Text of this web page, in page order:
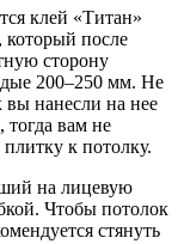
клей «Титан»
после
сторону
200–250 мм. Не
вы нанесли на нее
вам не
к потолку.
на лицевую
Чтобы потолок
стянуть